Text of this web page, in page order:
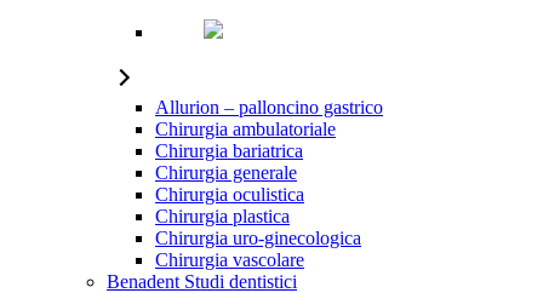
Allurion – palloncino gastrico
Chirurgia ambulatoriale
Chirurgia bariatrica
Chirurgia generale
Chirurgia oculistica
Chirurgia plastica
Chirurgia uro-ginecologica
Chirurgia vascolare
Benadent Studi dentistici